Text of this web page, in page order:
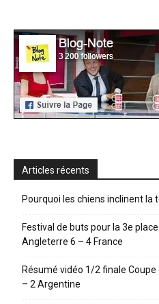
Articles récents
Pourquoi les chiens inclinent la
Festival de buts pour la 3e
Angleterre 6 – 4 France
Résumé vidéo 1/2 finale
– 2 Argentine